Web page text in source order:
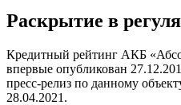
Раскрытие в
Кредитный рейтинг АКБ
впервые опубликован
пресс-релиз по данному
28.04.2021.